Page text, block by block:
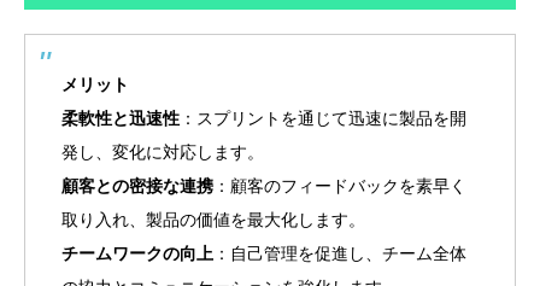
メリット
柔軟性と迅速性 ：スプリントを通じて迅速に製品を開
発し、変化に対応します。
顧客との密接な連携 ：顧客のフィードバックを素早く
取り入れ、製品の価値を最大化します。
チームワークの向上 ：自己管理を促進し、チーム全体